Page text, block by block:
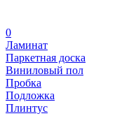
0
Ламинат
Паркетная доска
Виниловый пол
Пробка
Подложка
Плинтус